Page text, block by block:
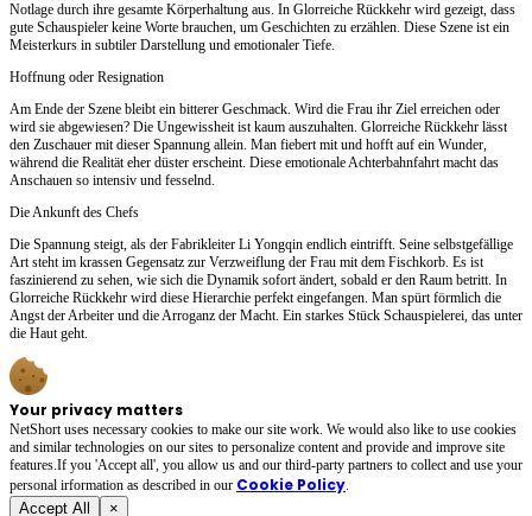
Notlage durch ihre gesamte Körperhaltung aus. In Glorreiche Rückkehr wird gezeigt, dass
gute Schauspieler keine Worte brauchen, um Geschichten zu erzählen. Diese Szene ist ein
Meisterkurs in subtiler Darstellung und emotionaler Tiefe.
Hoffnung oder Resignation
Am Ende der Szene bleibt ein bitterer Geschmack. Wird die Frau ihr Ziel erreichen oder
wird sie abgewiesen? Die Ungewissheit ist kaum auszuhalten. Glorreiche Rückkehr lässt
den Zuschauer mit dieser Spannung allein. Man fiebert mit und hofft auf ein Wunder,
während die Realität eher düster erscheint. Diese emotionale Achterbahnfahrt macht das
Anschauen so intensiv und fesselnd.
Die Ankunft des Chefs
Die Spannung steigt, als der Fabrikleiter Li Yongqin endlich eintrifft. Seine selbstgefällige
Art steht im krassen Gegensatz zur Verzweiflung der Frau mit dem Fischkorb. Es ist
faszinierend zu sehen, wie sich die Dynamik sofort ändert, sobald er den Raum betritt. In
Glorreiche Rückkehr wird diese Hierarchie perfekt eingefangen. Man spürt förmlich die
Angst der Arbeiter und die Arroganz der Macht. Ein starkes Stück Schauspielerei, das unter
die Haut geht.
Your privacy matters
NetShort uses necessary cookies to make our site work. We would also like to use cookies
and similar technologies on our sites to personalize content and provide and improve site
features.If you 'Accept all', you allow us and our third-party partners to collect and use your
personal irformation as described in our Cookie Policy.
Accept All ×